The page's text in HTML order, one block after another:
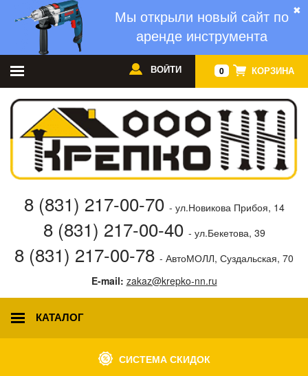
✖
Мы открыли новый сайт по
аренде инструмента
0 КОРЗИНА
ВОЙТИ
8 (831) 217-00-70 - ул.Новикова Прибоя, 14
8 (831) 217-00-40 - ул.Бекетова, 39
8 (831) 217-00-78 - АвтоМОЛЛ, Суздальская, 70
E-mail: zakaz@krepko-nn.ru
КАТАЛОГ
СИСТЕМА СКИДОК